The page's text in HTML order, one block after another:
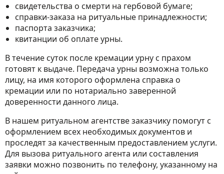
свидетельства о смерти на гербовой бумаге;
справки-заказа на ритуальные принадлежности;
паспорта заказчика;
квитанции об оплате урны.
В течение суток после кремации урну с прахом
готовят к выдаче. Передача урны возможна только
лицу, на имя которого оформлена справка о
кремации или по нотариально заверенной
доверенности данного лица.
В нашем ритуальном агентстве заказчику помогут с
оформлением всех необходимых документов и
проследят за качественным предоставлением услуги.
Для вызова ритуального агента или составления
заявки можно позвонить по телефону, указанному на